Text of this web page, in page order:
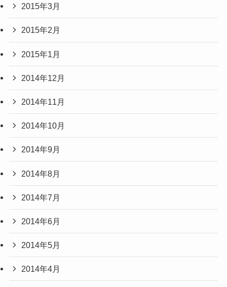
2015年3月
2015年2月
2015年1月
2014年12月
2014年11月
2014年10月
2014年9月
2014年8月
2014年7月
2014年6月
2014年5月
2014年4月